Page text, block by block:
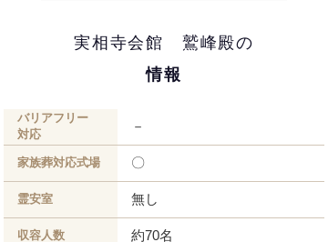
実相寺会館 鷲峰殿の
情報
バリアフリー
対応
－
家族葬対応式場 〇
霊安室 無し
収容人数 約70名